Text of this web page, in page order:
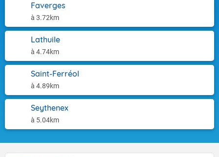
Faverges
à 3.72km
Lathuile
à 4.74km
Saint-Ferréol
à 4.89km
Seythenex
à 5.04km